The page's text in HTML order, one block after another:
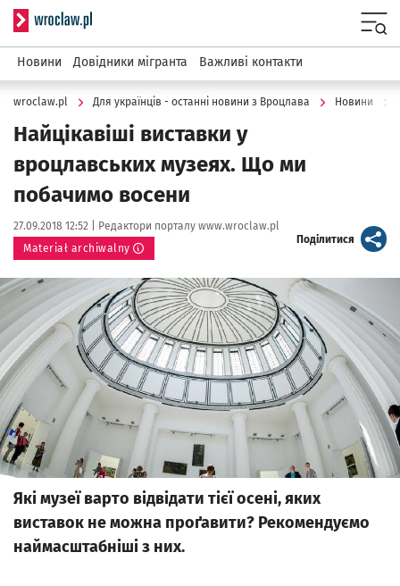
Serwis informacyjny wroclaw.pl
Новини Довідники мігранта Важливі контакти
wroclaw.pl Для українців - останні новини з Вроцлава Новини
Найцікавіші виставки у
вроцлавських музеях. Що ми
побачимо восени
Data publikacji:
27.09.2018 12:52 | Autor:
Редактори порталу www.wroclaw.pl
Materiał archiwalny
Поділитися artykuł
Kliknij, aby powiększyć
Які музеї варто відвідати тієї осені, яких
виставок не можна проґавити? Рекомендуємо
наймасштабніші з них.